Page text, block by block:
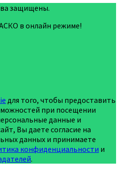
защищены.
в онлайн режиме!
для того, чтобы предоставить
при посещении
данные и
Вы даете согласие на
данных и принимаете
конфиденциальности и
.